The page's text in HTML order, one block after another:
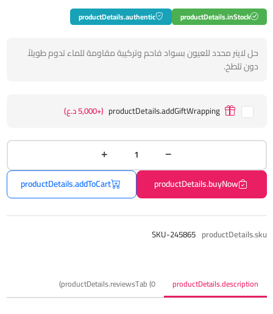
productDetails.inStock
productDetails.authentic
حل لاينر محدد للعيون بسواد فاحم وتركيبة مقاومة للماء تدوم طويلاً
دون تلطخ.
productDetails.addGiftWrapping (+5,000 د.ع)
productDetails.buyNow
productDetails.addToCart
productDetails.sku
SKU-245865
productDetails.description
productDetails.reviewsTab (0)